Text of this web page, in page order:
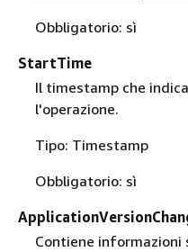
Obbligatorio: sì
StartTime
Il timestamp che
l'operazione.
Tipo: Timestamp
Obbligatorio: sì
Contiene informazioni